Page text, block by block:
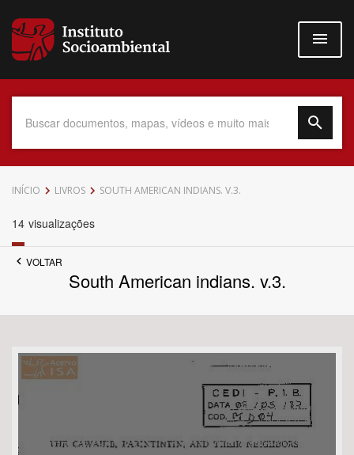
para
conteúdo
Data do Documento
Até
INÍCIO LIVROS SOUTH AMERICAN INDIANS. V.3.
14 visualizações
VOLTAR
South American indians. v.3.